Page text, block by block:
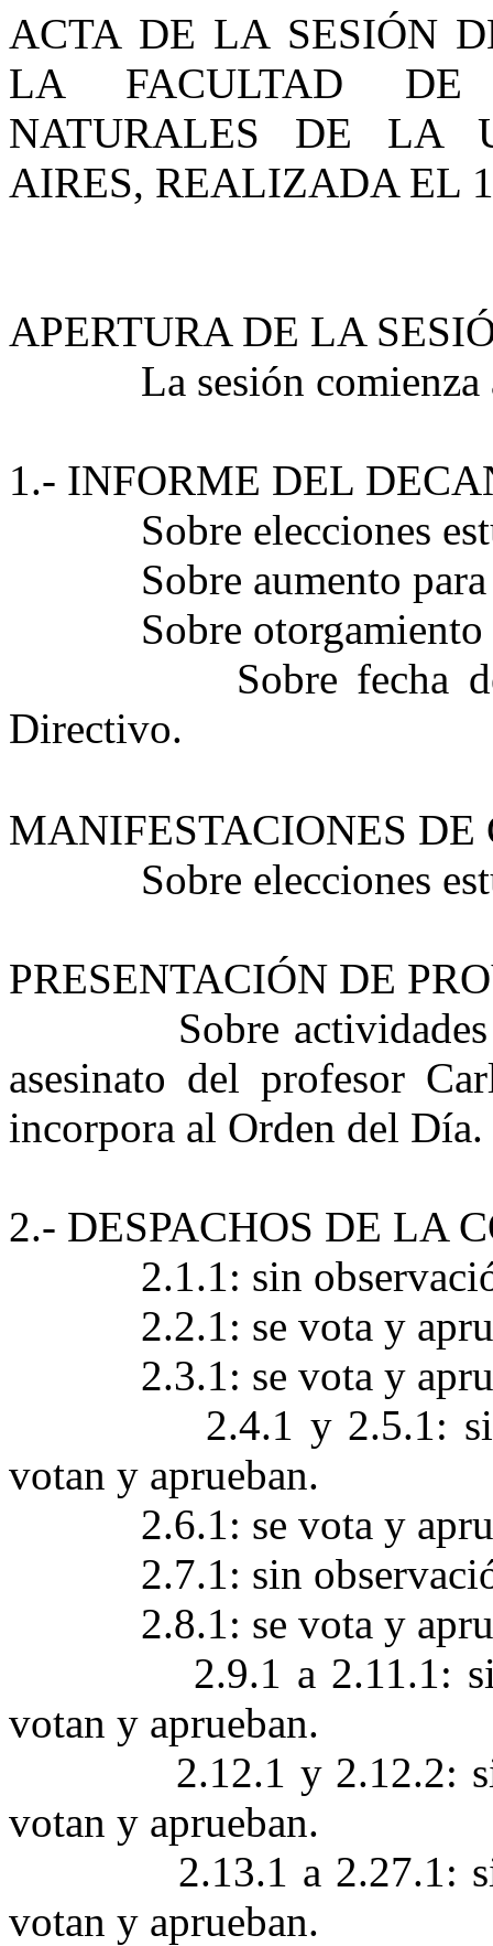
ACTA DE LA SESIÓN
LA FACULTAD DE
NATURALES DE LA
AIRES, REALIZADA EL
APERTURA DE LA
La sesión
1.- INFORME DEL
Sobre elecciones
Sobre aumento
Sobre
Sobre fecha
Directivo.
MANIFESTACIONES DE
Sobre elecciones
PRESENTACIÓN DE
Sobre
asesinato del profesor
incorpora al Orden del Día.
2.- DESPACHOS DE LA
2.1.1: sin
2.2.1: se vota y
2.3.1: se vota y
2.4.1 y 2.5.1:
votan y aprueban.
2.6.1: se vota y
2.7.1: sin
2.8.1: se vota y
2.9.1 a 2.11.1:
votan y aprueban.
2.12.1 y 2.12.2:
votan y aprueban.
2.13.1 a 2.27.1:
votan y aprueban.